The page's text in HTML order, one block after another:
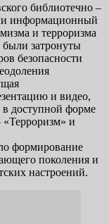
библиотечно –
информационный
и терроризма
затронуты
безопасности
и видео,
в доступной форме
«Терроризм» и
формирование
поколения и
настроений.